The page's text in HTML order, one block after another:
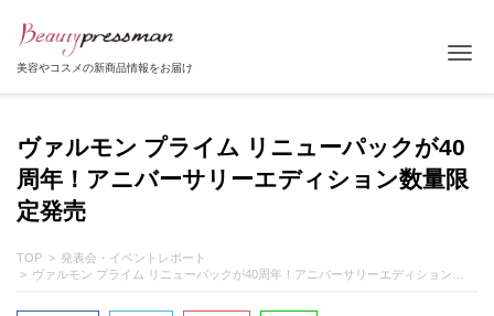
美容やコスメの新商品情報をお届け
ヴァルモン プライム リニューパックが40
周年！アニバーサリーエディション数量限
定発売
TOP
発表会・イベントレポート
ヴァルモン プライム リニューパックが40周年！アニバーサリーエディション数量限定発売